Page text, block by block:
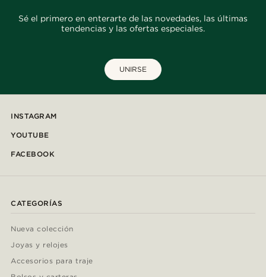
Sé el primero en enterarte de las novedades, las últimas
tendencias y las ofertas especiales.
UNIRSE
INSTAGRAM
YOUTUBE
FACEBOOK
CATEGORÍAS
Nueva colección
Joyas y relojes
Accesorios para traje